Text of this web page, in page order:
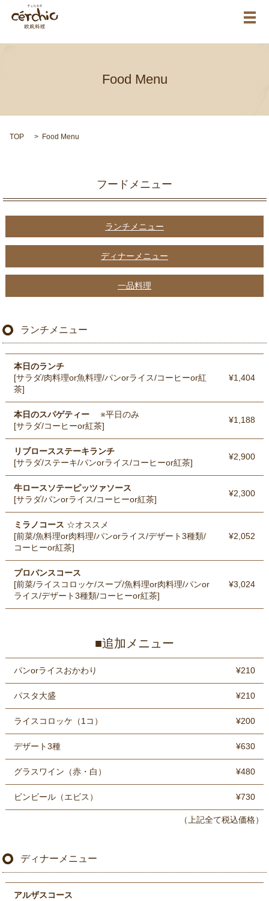
メ
Food Menu
TOP Food Menu
フードメニュー
ランチメニュー
ディナーメニュー
一品料理
ランチメニュー
本日のランチ
[サラダ/肉料理or魚料理/パンorライス/コーヒーor紅
茶]
¥1,404
本日のスパゲティー ※平日のみ
[サラダ/コーヒーor紅茶]
¥1,188
リブロースステーキランチ
[サラダ/ステーキ/パンorライス/コーヒーor紅茶]
¥2,900
牛ロースソテーピッツァソース
[サラダ/パンorライス/コーヒーor紅茶]
¥2,300
ミラノコース ☆オススメ
[前菜/魚料理or肉料理/パンorライス/デザート3種類/
コーヒーor紅茶]
¥2,052
プロバンスコース
[前菜/ライスコロッケ/スープ/魚料理or肉料理/パンor
ライス/デザート3種類/コーヒーor紅茶]
¥3,024
■追加メニュー
パンorライスおかわり ¥210
パスタ大盛 ¥210
ライスコロッケ（1コ） ¥200
デザート3種 ¥630
グラスワイン（赤・白） ¥480
ビンビール（エビス） ¥730
（上記全て税込価格）
ディナーメニュー
アルザスコース